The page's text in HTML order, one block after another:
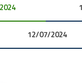
00:00:00
12/07/2024